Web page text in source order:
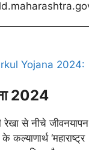
Yojana 2024:
2024
रेखा से नीचे जीवनयापन
कल्याणार्थ ‘महाराष्ट्र